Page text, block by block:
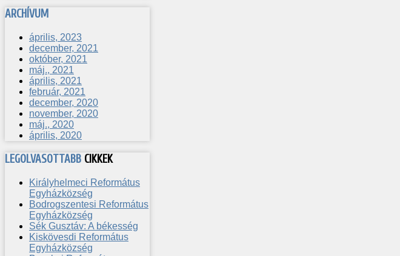
ARCHÍVUM
április, 2023
december, 2021
október, 2021
máj., 2021
április, 2021
február, 2021
december, 2020
november, 2020
máj., 2020
április, 2020
LEGOLVASOTTABB CIKKEK
Királyhelmeci Református
Egyházközség
Bodrogszentesi Református
Egyházközség
Sék Gusztáv: A békesség
Kiskövesdi Református
Egyházközség